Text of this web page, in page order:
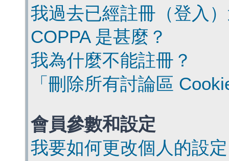
我過去已經註冊（登入
COPPA 是甚麼？
我為什麼不能註冊？
「刪除所有討論區
會員參數和設定
我要如何更改個人的設